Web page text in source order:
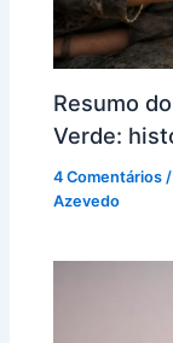
Resumo
Verde:
4 Comentários /
Azevedo